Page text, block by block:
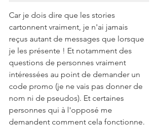
Car je dois dire que les stories
cartonnent vraiment, je n'ai jamais
reçus autant de messages que lorsque
je les présente ! Et notamment des
questions de personnes vraiment
intéressées au point de demander un
code promo (je ne vais pas donner de
nom ni de pseudos). Et certaines
personnes qui à l'opposé me
demandent comment cela fonctionne.